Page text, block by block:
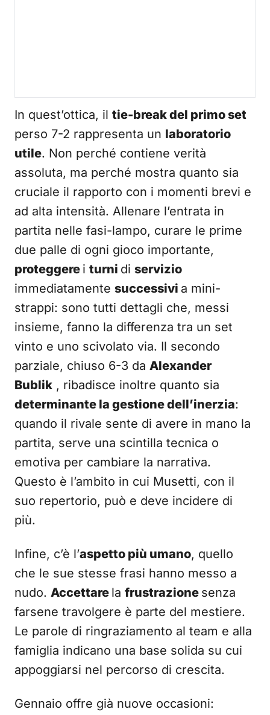
In quest’ottica, il tie-break del primo set
perso 7-2 rappresenta un laboratorio
utile. Non perché contiene verità
assoluta, ma perché mostra quanto sia
cruciale il rapporto con i momenti brevi e
ad alta intensità. Allenare l’entrata in
partita nelle fasi-lampo, curare le prime
due palle di ogni gioco importante,
proteggere i turni di servizio
immediatamente successivi a mini-
strappi: sono tutti dettagli che, messi
insieme, fanno la differenza tra un set
vinto e uno scivolato via. Il secondo
parziale, chiuso 6-3 da Alexander
Bublik , ribadisce inoltre quanto sia
determinante la gestione dell’inerzia:
quando il rivale sente di avere in mano la
partita, serve una scintilla tecnica o
emotiva per cambiare la narrativa.
Questo è l’ambito in cui Musetti, con il
suo repertorio, può e deve incidere di
più.
Infine, c’è l’aspetto più umano, quello
che le sue stesse frasi hanno messo a
nudo. Accettare la frustrazione senza
farsene travolgere è parte del mestiere.
Le parole di ringraziamento al team e alla
famiglia indicano una base solida su cui
appoggiarsi nel percorso di crescita.
Gennaio offre già nuove occasioni: